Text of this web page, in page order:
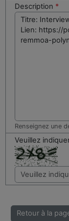
Description *
Renseignez une
Veuillez
Retour à la